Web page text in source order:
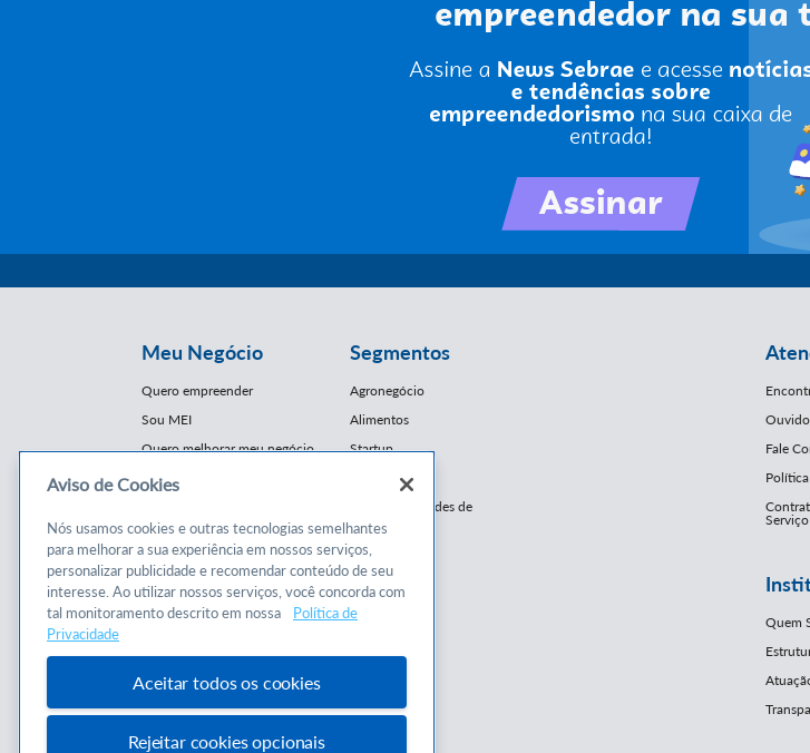
Meu Negócio
Quero empreender
Sou MEI
Quero melhorar meu negócio
Conteúdos
Cursos
Consultorias
Segmentos
Agronegócio
Alimentos
Startup
E-Commerce
Franquias / Redes de
Cooperação
Moda
Moveleiro
Saúde
Mercopar
Fale
Serviço
Quem
Aviso de Cookies
Nós usamos cookies e outras tecnologias semelhantes
para melhorar a sua experiência em nossos serviços,
personalizar publicidade e recomendar conteúdo de seu
interesse. Ao utilizar nossos serviços, você concorda com
tal monitoramento descrito em nossa
Política de
Privacidade
Aceitar todos os cookies
Rejeitar cookies opcionais